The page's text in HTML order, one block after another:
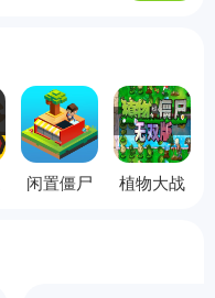
闲置僵尸
植物大战